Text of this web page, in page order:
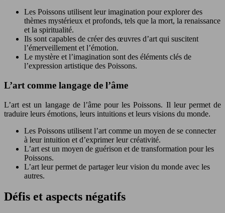
Les Poissons utilisent leur imagination pour explorer des
thèmes mystérieux et profonds, tels que la mort, la renaissance
et la spiritualité.
Ils sont capables de créer des œuvres d’art qui suscitent
l’émerveillement et l’émotion.
Le mystère et l’imagination sont des éléments clés de
l’expression artistique des Poissons.
L’art comme langage de l’âme
L’art est un langage de l’âme pour les Poissons. Il leur permet de
traduire leurs émotions, leurs intuitions et leurs visions du monde.
Les Poissons utilisent l’art comme un moyen de se connecter
à leur intuition et d’exprimer leur créativité.
L’art est un moyen de guérison et de transformation pour les
Poissons.
L’art leur permet de partager leur vision du monde avec les
autres.
Défis et aspects négatifs